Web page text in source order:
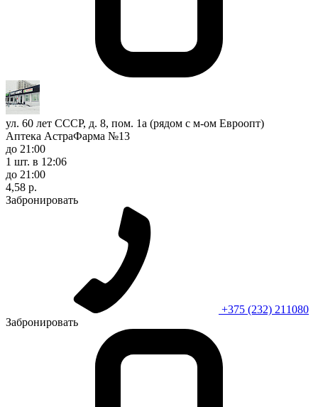
ул. 60 лет СССР, д. 8, пом. 1а (рядом с м-ом Евроопт)
Аптека АстраФарма №13
до 21:00
1 шт. в 12:06
до 21:00
4,58 р.
Забронировать
+375 (232) 211080
Забронировать